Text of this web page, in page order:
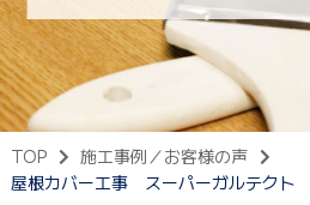
TOP
施工事例／お客様の声
屋根カバー工事 スーパーガルテクト